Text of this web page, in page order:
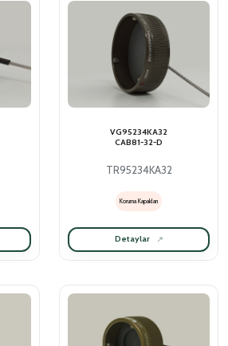
VG95234KA32
CAB81-32-D
TR95234KA32
Koruma Kapakları
Detaylar